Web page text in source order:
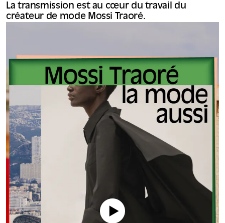
La transmission est au cœur du travail du
créateur de mode Mossi Traoré.